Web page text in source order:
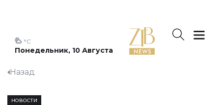
Понедельник, 10 Августа
°C
Назад
НОВОСТИ